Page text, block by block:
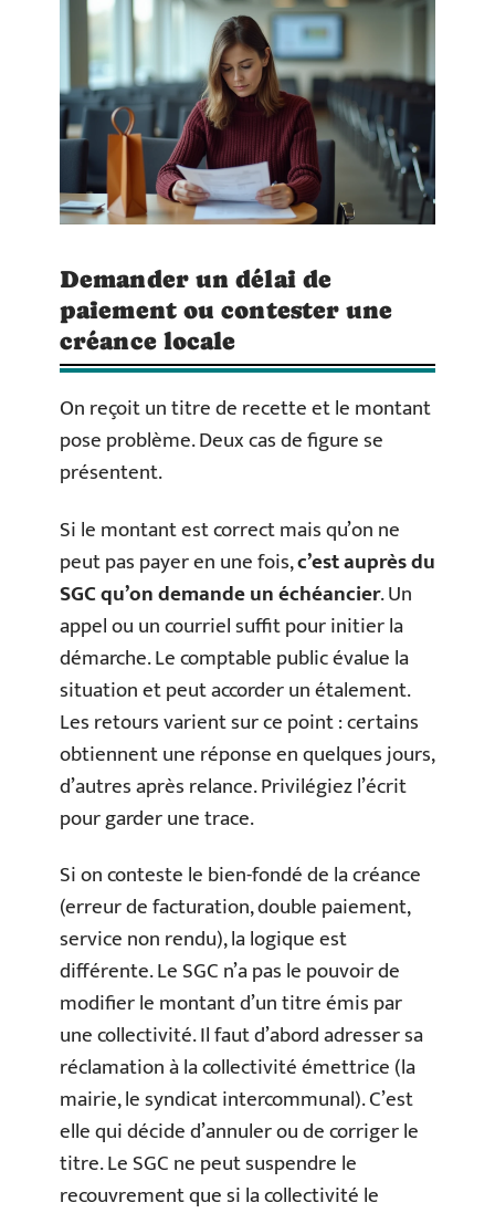
Demander un délai de
paiement ou contester une
créance locale
On reçoit un titre de recette et le montant
pose problème. Deux cas de figure se
présentent.
Si le montant est correct mais qu’on ne
peut pas payer en une fois,c’est auprès du
SGC qu’on demande un échéancier. Un
appel ou un courriel suffit pour initier la
démarche. Le comptable public évalue la
situation et peut accorder un étalement.
Les retours varient sur ce point : certains
obtiennent une réponse en quelques jours,
d’autres après relance. Privilégiez l’écrit
pour garder une trace.
Si on conteste le bien-fondé de la créance
(erreur de facturation, double paiement,
service non rendu), la logique est
différente. Le SGC n’a pas le pouvoir de
modifier le montant d’un titre émis par
une collectivité. Il faut d’abord adresser sa
réclamation à la collectivité émettrice (la
mairie, le syndicat intercommunal). C’est
elle qui décide d’annuler ou de corriger le
titre. Le SGC ne peut suspendre le
recouvrement que si la collectivité le